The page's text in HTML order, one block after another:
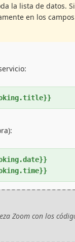
la lista de datos.
en los
Zoom con los